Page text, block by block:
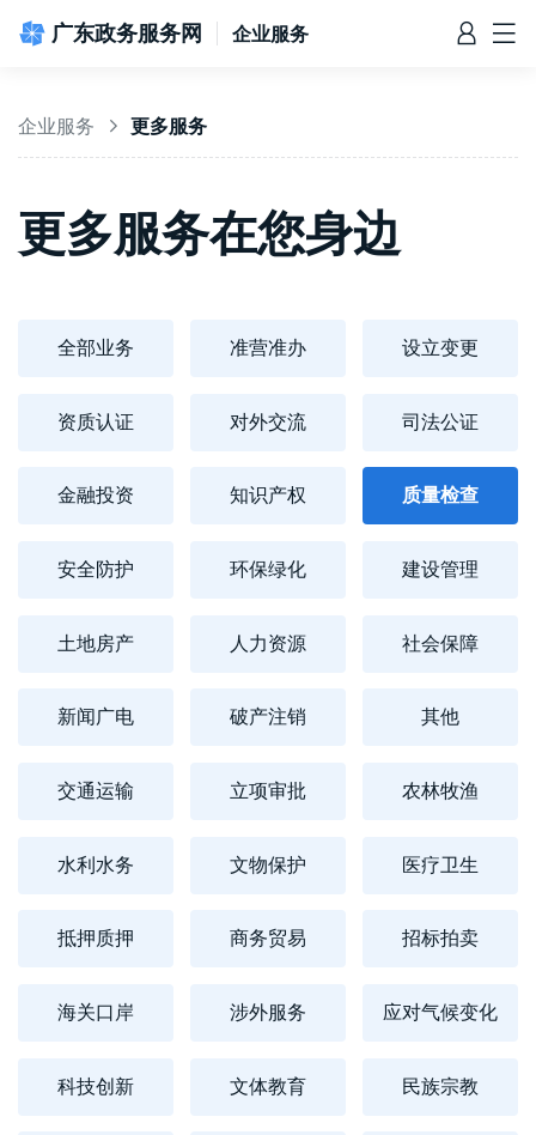
广东政务服务网 企业服务
企业服务 更多服务
更多服务在您身边
全部业务 准营准办 设立变更
资质认证 对外交流 司法公证
金融投资 知识产权 质量检查
安全防护 环保绿化 建设管理
土地房产 人力资源 社会保障
新闻广电 破产注销 其他
交通运输 立项审批 农林牧渔
水利水务 文物保护 医疗卫生
抵押质押 商务贸易 招标拍卖
海关口岸 涉外服务 应对气候变化
科技创新 文体教育 民族宗教